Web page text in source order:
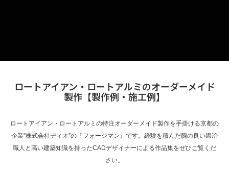
ロートアイアン・ロートアルミのオーダーメイド
製作【製作例・施工例】
ロートアイアン・ロートアルミの特注オーダーメイド製作を手掛ける京都の
企業”株式会社ディオ”の『フォージマン』です。経験を積んだ腕の良い鍛冶
職人と高い建築知識を持ったCADデザイナーによる作品集をぜひご覧くだ
さい。